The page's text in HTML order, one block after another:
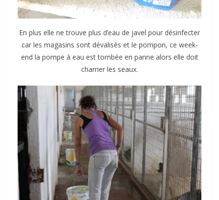
En plus elle ne trouve plus d’eau de javel pour désinfecter
car les magasins sont dévalisés et le pompon, ce week-
end la pompe à eau est tombée en panne alors elle doit
charrier les seaux.